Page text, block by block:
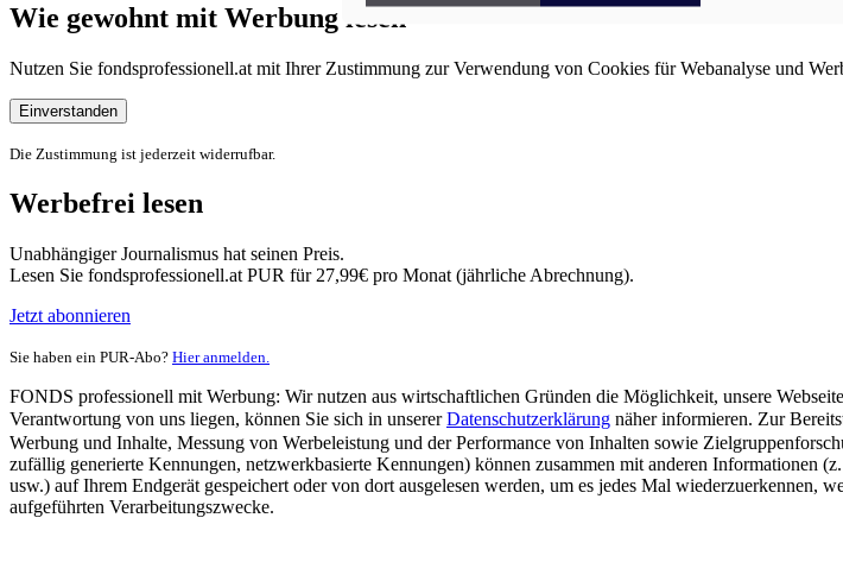
Wie gewohnt mit Werbung lesen
Nutzen Sie fondsprofessionell.at mit Ihrer Zustimmung zur Verwendung von Cookies für Webanalyse und
Einverstanden
Die Zustimmung ist jederzeit widerrufbar.
Werbefrei lesen
Unabhängiger Journalismus hat seinen Preis.
Lesen Sie fondsprofessionell.at PUR für 27,99€ pro Monat (jährliche Abrechnung).
Jetzt abonnieren
Sie haben ein PUR-Abo? Hier anmelden.
FONDS professionell mit Werbung: Wir nutzen aus wirtschaftlichen Gründen die Möglichkeit, unsere
Verantwortung von uns liegen, können Sie sich in unsererDatenschutzerklärung näher informieren. Zur
Werbung und Inhalte, Messung von Werbeleistung und der Performance von Inhalten sowie
zufällig generierte Kennungen, netzwerkbasierte Kennungen) können zusammen mit anderen
usw.) auf Ihrem Endgerät gespeichert oder von dort ausgelesen werden, um es jedes Mal wiederzuerkennen,
aufgeführten Verarbeitungszwecke.